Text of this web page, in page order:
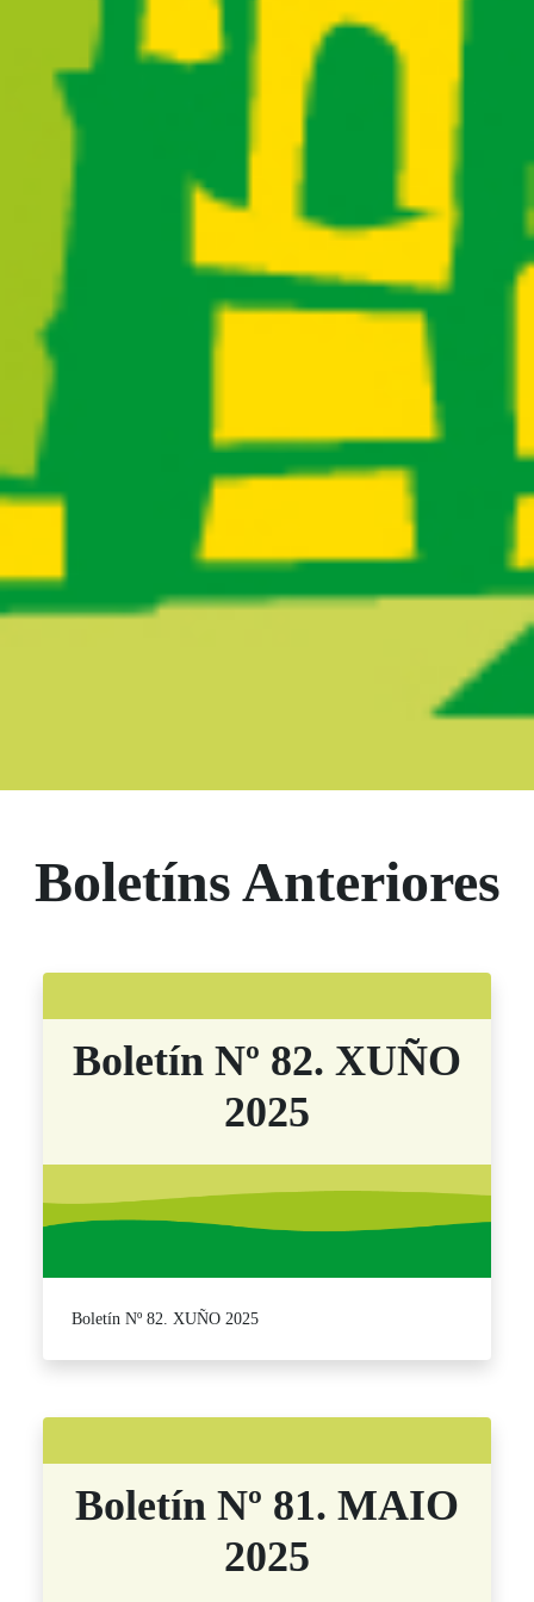
Boletíns Anteriores
Boletín Nº 82. XUÑO
2025
Boletín Nº 82. XUÑO 2025
Boletín Nº 81. MAIO
2025